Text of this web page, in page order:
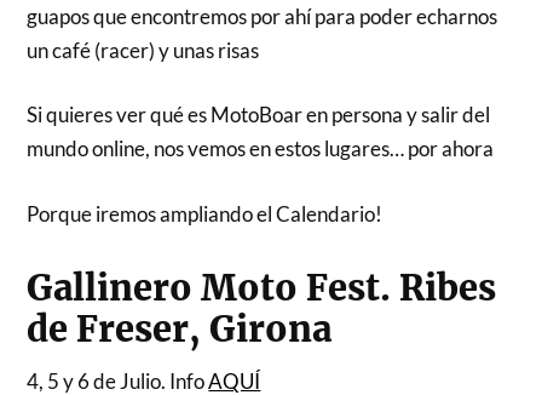
guapos que encontremos por ahí para poder echarnos
un café (racer) y unas risas
Si quieres ver qué es MotoBoar en persona y salir del
mundo online, nos vemos en estos lugares… por ahora
Porque iremos ampliando el Calendario!
Gallinero Moto Fest. Ribes
de Freser, Girona
4, 5 y 6 de Julio. InfoAQUÍ